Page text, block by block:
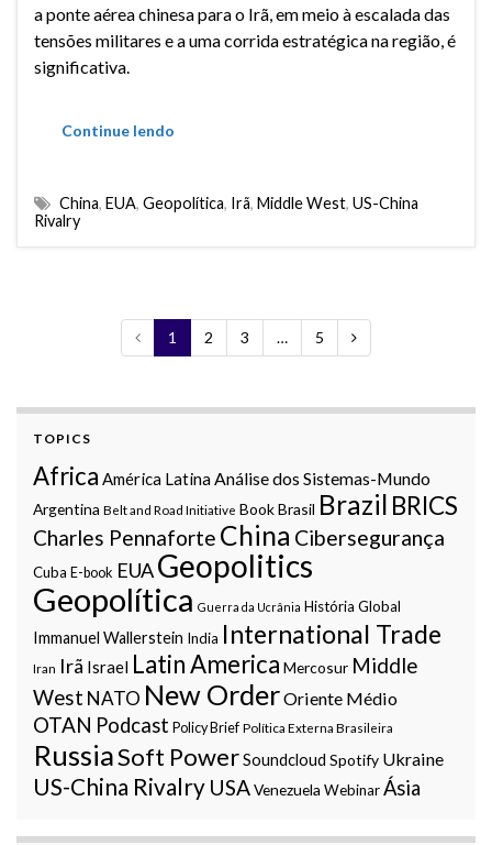
a ponte aérea chinesa para o Irã, em meio à escalada das
tensões militares e a uma corrida estratégica na região, é
significativa.
Continue lendo
China, EUA, Geopolítica, Irã, Middle West, US-China
Rivalry
1 2 3 … 5
TOPICS
Africa América LatinaAnálise dos Sistemas-Mundo
Argentina Belt and Road Initiative BookBrasil Brazil BRICS
Charles Pennaforte China Cibersegurança
Cuba E-book EUAGeopolitics
Geopolítica Guerra da Ucrânia História Global
Immanuel Wallerstein India International Trade
Iran Irã Israel Latin America Mercosur Middle
West NATO New OrderOriente Médio
OTAN Podcast Policy Brief Política Externa Brasileira
RussiaSoft PowerSoundcloud Spotify Ukraine
US-China Rivalry USAVenezuela WebinarÁsia